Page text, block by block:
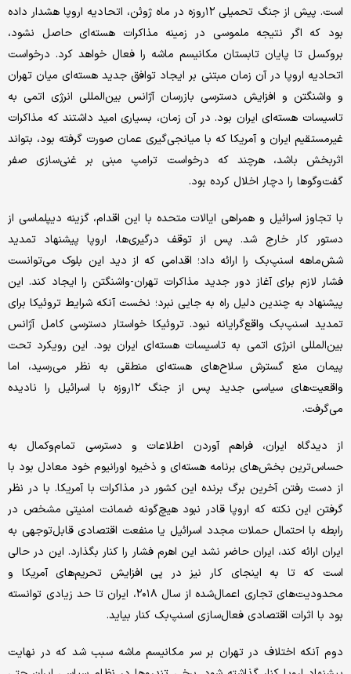
است. پیش از جنگ تحمیلی ۱۲روزه در ماه ژوئن، اتحادیه اروپا هشدار داده
بود که اگر نتیجه ملموسی در زمینه مذاکرات هسته‌ای حاصل نشود،
بروکسل تا پایان تابستان مکانیسم ماشه را فعال خواهد کرد. درخواست
اتحادیه اروپا در آن زمان مبتنی بر ایجاد توافق جدید هسته‌ای میان تهران
و واشنگتن و افزایش دسترسی بازرسان آژانس بین‌المللی انرژی اتمی به
تاسیسات هسته‌ای ایران بود. در آن زمان، بسیاری امید داشتند که مذاکرات
غیرمستقیم ایران و آمریکا که با میانجی‌گیری عمان صورت گرفته بود، بتواند
اثربخش باشد، هرچند که درخواست ترامپ مبنی بر غنی‌سازی صفر
گفت‌وگوها را دچار اخلال کرده بود.
با تجاوز اسرائیل و همراهی ایالات متحده با این اقدام، گزینه دیپلماسی از
دستور کار خارج شد. پس از توقف درگیری‌ها، اروپا پیشنهاد تمدید
شش‌ماهه اسنپ‌بک را ارائه داد؛ اقدامی که از دید این بلوک می‌توانست
فشار لازم برای آغاز دور جدید مذاکرات تهران-‌واشنگتن را ایجاد کند. این
پیشنهاد به چندین دلیل راه به جایی نبرد؛ نخست آنکه شرایط تروئیکا برای
تمدید اسنپ‌بک واقع‌گرایانه نبود. تروئیکا خواستار دسترسی کامل آژانس
بین‌المللی انرژی اتمی به تاسیسات هسته‌ای ایران بود. این رویکرد تحت
پیمان منع گسترش سلاح‌های هسته‌ای منطقی به نظر می‌رسید، اما
واقعیت‌های سیاسی جدید پس از جنگ ۱۲روزه با اسرائیل را نادیده
می‌گرفت.
از دیدگاه ایران، فراهم آوردن اطلاعات و دسترسی تمام‌وکمال به
حساس‌ترین بخش‌های برنامه هسته‌ای و ذخیره اورانیوم خود معادل بود با
از دست رفتن آخرین برگ برنده این کشور در مذاکرات با آمریکا. با در نظر
گرفتن این نکته که اروپا قادر نبود هیچ‌گونه ضمانت امنیتی مشخص در
رابطه با احتمال حملات مجدد اسرائیل یا منفعت اقتصادی قابل‌توجهی به
ایران ارائه کند، ایران حاضر نشد این اهرم فشار را کنار بگذارد. این در حالی
است که تا به اینجای کار نیز در پی افزایش تحریم‌های آمریکا و
محدودیت‌های تجاری اعمال‌شده از سال ۲۰۱۸، ایران تا حد زیادی توانسته
بود با اثرات اقتصادی فعال‌سازی اسنپ‌بک کنار بیاید.
دوم آنکه اختلاف در تهران بر سر مکانیسم ماشه سبب شد که در نهایت